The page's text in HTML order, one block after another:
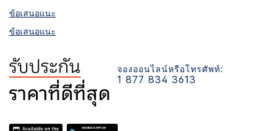
ข้อเสนอแนะ
ข้อเสนอแนะ
จองออนไลน์หรือโทรศัพท์:
1 877 834 3613